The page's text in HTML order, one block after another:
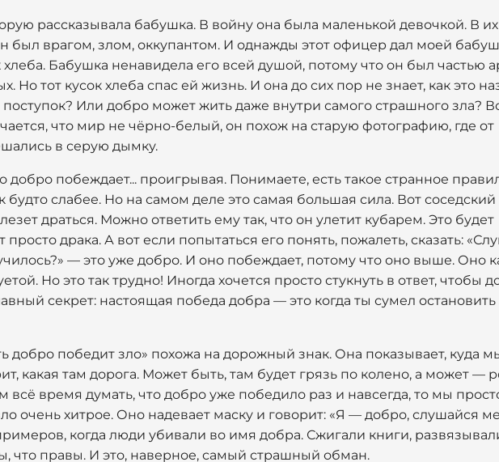
рассказывала бабушка. В войну она была маленькой девочкой. В
врагом, злом, оккупантом. И однажды этот офицер дал моей
хлеба. Бабушка ненавидела его всей душой, потому что он был частью
Но тот кусок хлеба спас ей жизнь. И она до сих пор не знает, как это
Или добро может жить даже внутри самого страшного зла?
что мир не чёрно-белый, он похож на старую фотографию, где от
в серую дымку.
добро побеждает... проигрывая. Понимаете, есть такое странное
будто слабее. Но на самом деле это самая большая сила. Вот соседский
драться. Можно ответить ему так, что он улетит кубарем. Это будет
просто драка. А вот если попытаться его понять, пожалеть, сказать:
— это уже добро. И оно побеждает, потому что оно выше. Оно
Но это так трудно! Иногда хочется просто стукнуть в ответ, чтобы
секрет: настоящая победа добра — это когда ты сумел остановить
добро победит зло» похожа на дорожный знак. Она показывает, куда
какая там дорога. Может быть, там будет грязь по колено, а может —
всё время думать, что добро уже победило раз и навсегда, то мы
очень хитрое. Оно надевает маску и говорит: «Я — добро, слушайся
когда люди убивали во имя добра. Сжигали книги,
что правы. И это, наверное, самый страшный обман.